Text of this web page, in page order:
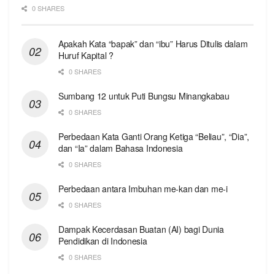
0 SHARES
Apakah Kata “bapak” dan “ibu” Harus Ditulis dalam
Huruf Kapital ?
0 SHARES
Sumbang 12 untuk Puti Bungsu Minangkabau
0 SHARES
Perbedaan Kata Ganti Orang Ketiga “Beliau”, “Dia”,
dan “Ia” dalam Bahasa Indonesia
0 SHARES
Perbedaan antara Imbuhan me-kan dan me-i
0 SHARES
Dampak Kecerdasan Buatan (AI) bagi Dunia
Pendidikan di Indonesia
0 SHARES